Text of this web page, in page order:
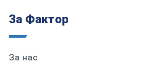
За Фактор
За нас